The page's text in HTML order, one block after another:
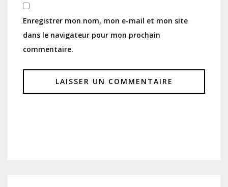
Enregistrer mon nom, mon e-mail et mon site
dans le navigateur pour mon prochain
commentaire.